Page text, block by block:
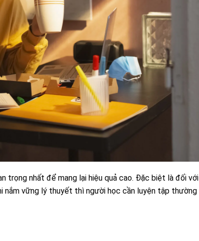
nhất để mang lại hiệu quả cao. Đặc biệt là đối
vững lý thuyết thì người học cần luyện tập